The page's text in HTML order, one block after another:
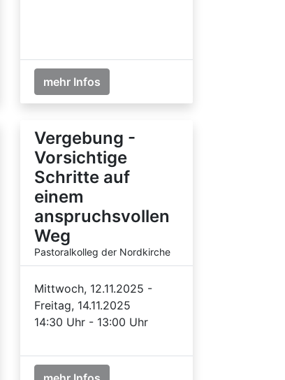
mehr Infos
Vergebung -
Vorsichtige
Schritte auf
einem
anspruchsvollen
Weg
Pastoralkolleg der Nordkirche
Mittwoch, 12.11.2025 -
Freitag, 14.11.2025
14:30 Uhr - 13:00 Uhr